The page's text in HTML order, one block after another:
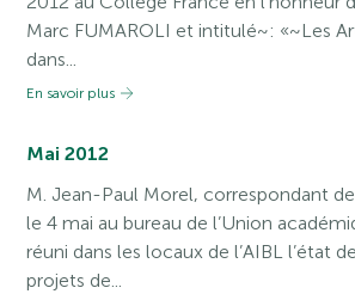
Marc FUMAROLI et intitulé~: «~Les
dans...
En savoir plus
Mai 2012
M. Jean-Paul Morel, correspondant de
le 4 mai au bureau de l’Union
réuni dans les locaux de l’AIBL l’état
projets de...